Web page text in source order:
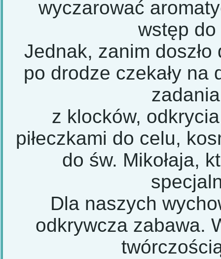
wyczarować
wstęp do
Jednak, zanim
po drodze czekały
z klocków,
piłeczkami do celu,
do św. Mikołaja,
Dla naszych
odkrywcza zabawa.